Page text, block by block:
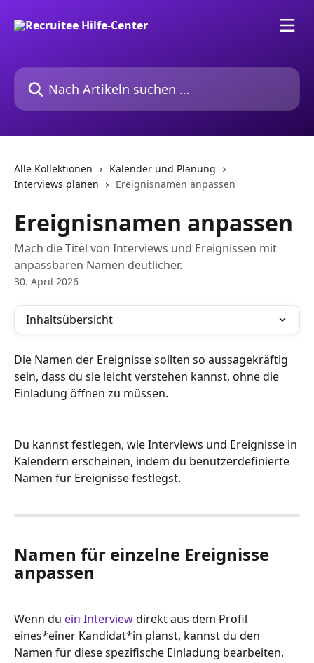
Nach Artikeln suchen …
Alle Kollektionen
Kalender und Planung
Interviews planen
Ereignisnamen anpassen
Ereignisnamen anpassen
Mach die Titel von Interviews und Ereignissen mit
anpassbaren Namen deutlicher.
30. April 2026
Inhaltsübersicht
Die Namen der Ereignisse sollten so aussagekräftig
sein, dass du sie leicht verstehen kannst, ohne die
Einladung öffnen zu müssen.
Du kannst festlegen, wie Interviews und Ereignisse in
Kalendern erscheinen, indem du benutzerdefinierte
Namen für Ereignisse festlegst.
Namen für einzelne Ereignisse
anpassen
Wenn du ein Interview direkt aus dem Profil
eines*einer Kandidat*in planst, kannst du den
Namen für diese spezifische Einladung bearbeiten.